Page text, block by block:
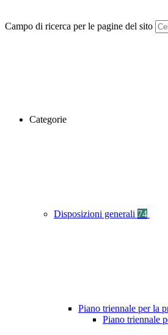
Campo di ricerca per le pagine del sito
Categorie
Disposizioni generali 74
Piano triennale per la
Piano triennale